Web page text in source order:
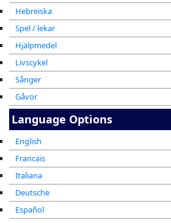
Hebreiska
Spel / lekar
Hjälpmedel
Livscykel
Sånger
Gåvor
Language Options
English
Francais
Italiana
Deutsche
Español